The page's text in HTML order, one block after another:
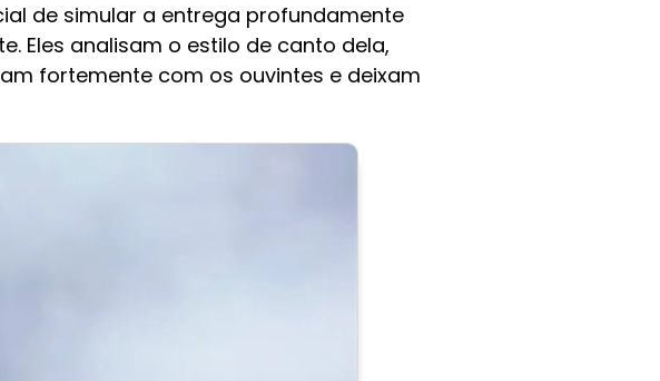
de simular a entrega profundamente
Eles analisam o estilo de canto dela,
fortemente com os ouvintes e deixam